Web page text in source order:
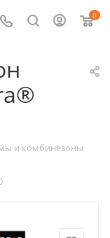
0
и комбинезоны